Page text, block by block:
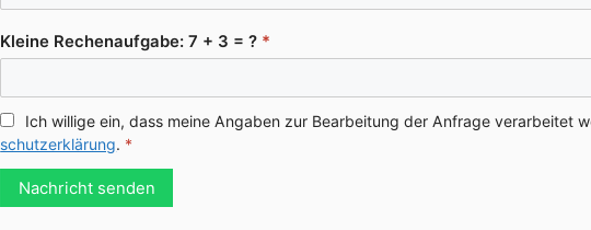
Klei­ne Rechen­auf­ga­be: 7 + 3 = ? *
Ich wil­li­ge ein, dass mei­ne Anga­ben zur Bear­bei­tung der Anfra­ge ver­ar­bei­tet
schutz­er­klä­rung. *
Nachricht senden